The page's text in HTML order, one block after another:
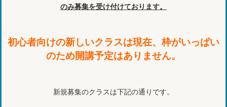
のみ募集を受け付けております。
初心者向けの新しいクラスは現在、枠がいっぱい
のため開講予定はありません。
新規募集のクラスは下記の通りです。